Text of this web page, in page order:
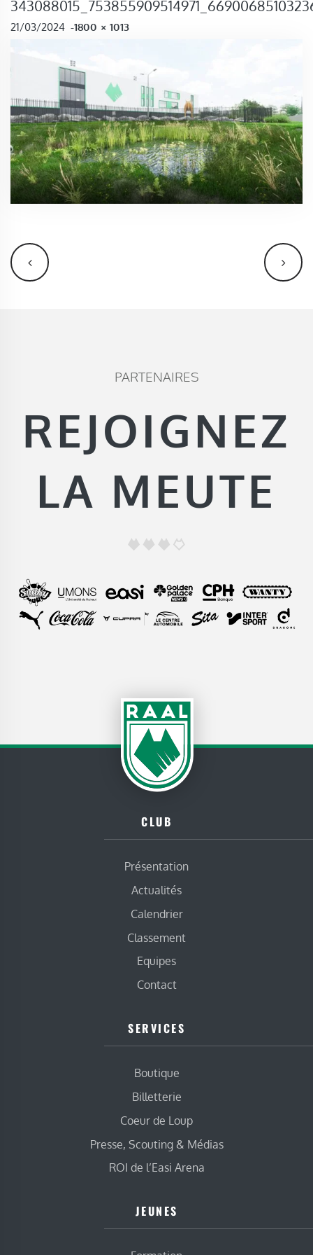
21/03/2024 -FULL SIZE
1800 × 1013
PARTENAIRES
REJOIGNEZ
LA MEUTE
CLUB
Présentation
Actualités
Calendrier
Classement
Equipes
Contact
SERVICES
Boutique
Billetterie
Coeur de Loup
Presse, Scouting & Médias
ROI de l’Easi Arena
JEUNES